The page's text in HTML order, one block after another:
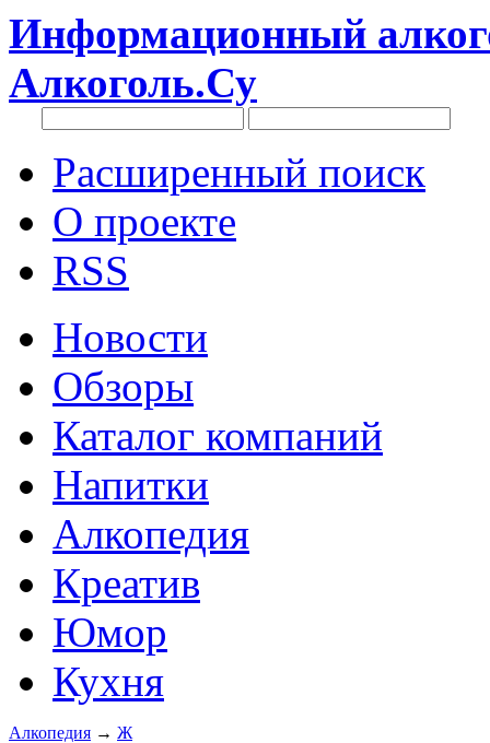
Информационный
Алкоголь.Су
Расширенный поиск
О проекте
RSS
Новости
Обзоры
Каталог компаний
Напитки
Алкопедия
Креатив
Юмор
Кухня
Алкопедия → Ж